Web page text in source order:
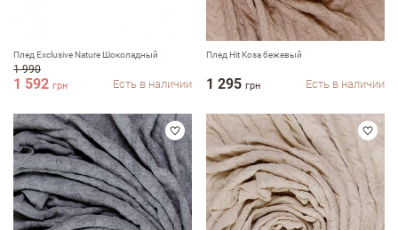
Плед Exclusive Nature Шоколадный
1 990
1 592 грн Есть в наличии
Плед Hit Kosa бежевый
1 295 грн Есть в наличии
Оставить отзыв